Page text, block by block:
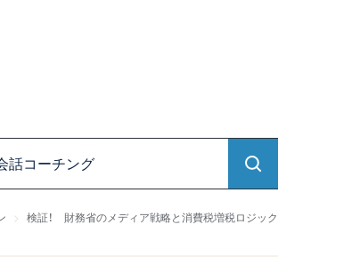
話コーチング
検証！ 財務省のメディア戦略と消費税増税ロジック